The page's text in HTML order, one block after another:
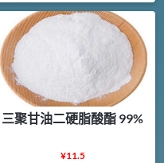
三聚甘油二硬脂酸酯 99%
¥11.5